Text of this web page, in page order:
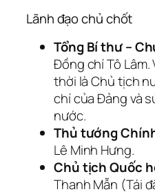
Lãnh đạo chủ chốt
Tổng Bí thư –
Đồng chí Tô
thời là Chủ tịch
chí của Đảng và
nước.
Thủ tướng
Lê Minh Hưng.
Chủ tịch Quốc
Thanh Mẫn (Tái